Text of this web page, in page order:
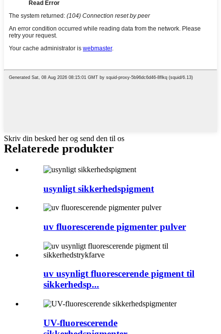
Skriv din besked her og send den til os
Relaterede produkter
usynligt sikkerhedspigment
uv fluorescerende pigmenter pulver
uv usynligt fluorescerende pigment til
sikkerhedsp...
UV-fluorescerende